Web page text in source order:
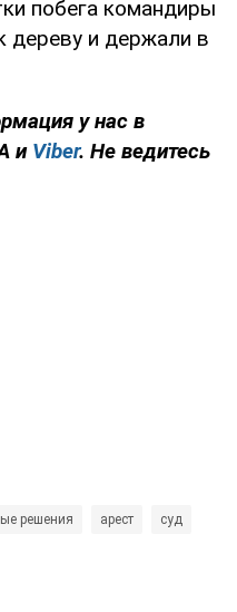
побега командиры
дереву и держали в
у нас в
и Viber. Не ведитесь
решения арест суд